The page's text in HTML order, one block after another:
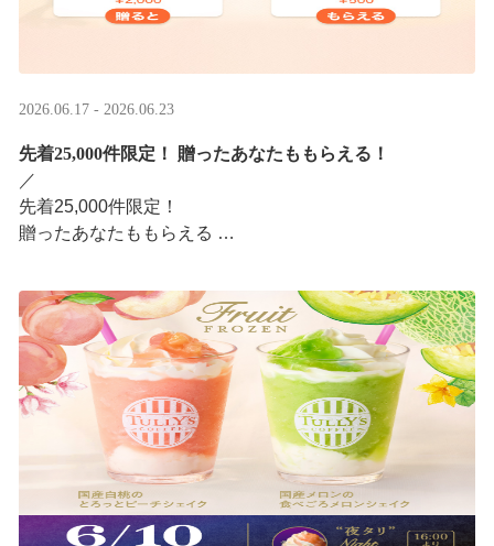
2026.06.17 - 2026.06.23
先着25,000件限定！​ 贈ったあなたももらえる！
／ ​
先着25,000件限定！​
贈ったあなたももらえる ​
LINEギフト限定！タリーズデジタルギフト2,000円分を贈
ると、自分も500円分のデジタルギフトがもらえるキャン
ペーンがスタ ···